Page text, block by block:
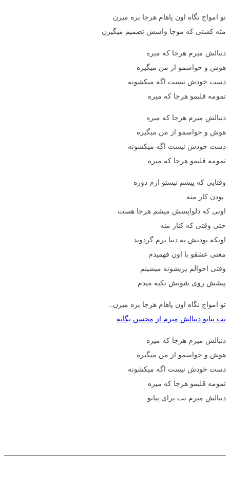
تو امواج نگاه اون پاهام هرجا بره میرن
مثه کشتی که موجا واسش تصمیم میگیرن
دنبالش میرم هرجا که میره
هوش و حواسمو از من میگیره
دست خودش نیست اگه میکشونه
تمومه قلبمو هرجا که میره
دنبالش میرم هرجا که میره
هوش و حواسمو از من میگیره
دست خودش نیست اگه میکشونه
تمومه قلبمو هرجا که میره
وقتایی که پیشم نیستو ازم دوره
بودن کار منه
اونی که دلواپسش میشم هرجا هست
حتی وقتی که کنار منه
اونکه بودنش به دنیا برم گردوند
معنی عشقو با اون فهمیدم
وقتی احوالم پریشونه میشینم
پیشش روی شونش تکیه میدم
تو امواج نگاه اون پاهام هرجا بره میرن..
نت پیانو دنبالش میرم از محسن یگانه
دنبالش میرم هرجا که میره
هوش و حواسمو از من میگیره
دست خودش نیست اگه میکشونه
تمومه قلبمو هرجا که میره
دنبالش میرم نت برای پیانو